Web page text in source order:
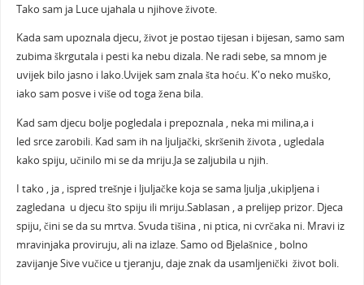
Tako sam ja Luce ujahala u njihove živote.
Kada sam upoznala djecu, život je postao tijesan i bijesan, samo sam
zubima škrgutala i pesti ka nebu dizala. Ne radi sebe, sa mnom je
uvijek bilo jasno i lako.Uvijek sam znala šta hoću. K'o neko muško,
iako sam posve i više od toga žena bila.
Kad sam djecu bolje pogledala i prepoznala , neka mi milina,a i
led srce zarobili. Kad sam ih na ljuljački, skršenih života , ugledala
kako spiju, učinilo mi se da mriju.Ja se zaljubila u njih.
I tako , ja , ispred trešnje i ljuljačke koja se sama ljulja ,ukipljena i
zagledana u djecu što spiju ili mriju.Sablasan , a prelijep prizor. Djeca
spiju, čini se da su mrtva. Svuda tišina , ni ptica, ni cvrčaka ni. Mravi iz
mravinjaka proviruju, ali na izlaze. Samo od Bjelašnice , bolno
zavijanje Sive vučice u tjeranju, daje znak da usamljenički život boli.